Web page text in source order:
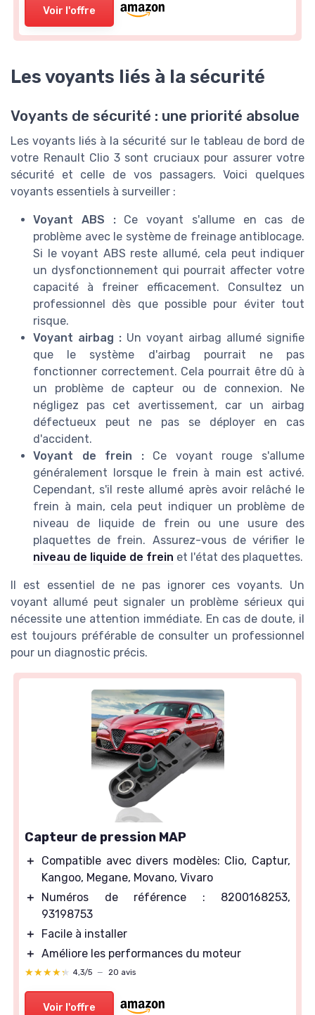
Voir l'offre
Les voyants liés à la sécurité
Voyants de sécurité : une priorité absolue
Les voyants liés à la sécurité sur le tableau de bord de
votre Renault Clio 3 sont cruciaux pour assurer votre
sécurité et celle de vos passagers. Voici quelques
voyants essentiels à surveiller :
Voyant ABS :Ce voyant s'allume en cas de
problème avec le système de freinage antiblocage.
Si le voyant ABS reste allumé, cela peut indiquer
un dysfonctionnement qui pourrait affecter votre
capacité à freiner efficacement. Consultez un
professionnel dès que possible pour éviter tout
risque.
Voyant airbag : Un voyant airbag allumé signifie
que le système d'airbag pourrait ne pas
fonctionner correctement. Cela pourrait être dû à
un problème de capteur ou de connexion. Ne
négligez pas cet avertissement, car un airbag
défectueux peut ne pas se déployer en cas
d'accident.
Voyant de frein :Ce voyant rouge s'allume
généralement lorsque le frein à main est activé.
Cependant, s'il reste allumé après avoir relâché le
frein à main, cela peut indiquer un problème de
niveau de liquide de frein ou une usure des
plaquettes de frein. Assurez-vous de vérifier le
niveau de liquide de frein et l'état des plaquettes.
Il est essentiel de ne pas ignorer ces voyants. Un
voyant allumé peut signaler un problème sérieux qui
nécessite une attention immédiate. En cas de doute, il
est toujours préférable de consulter un professionnel
pour un diagnostic précis.
Capteur de pression MAP
＋
Compatible avec divers modèles: Clio, Captur,
Kangoo, Megane, Movano, Vivaro
＋
Numéros de référence : 8200168253,
93198753
＋
Facile à installer
＋ Améliore les performances du moteur
★★★★★
★★★★★ 4,3/5 — 20 avis
Voir l'offre